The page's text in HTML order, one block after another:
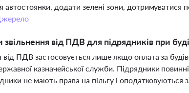
автостоянки, додати зелені зони,
звільнення від ПДВ для підрядників при
від ПДВ застосовується лише якщо оплата за
казначейської служби. Підрядники
не мають права на пільгу і оподатковуються